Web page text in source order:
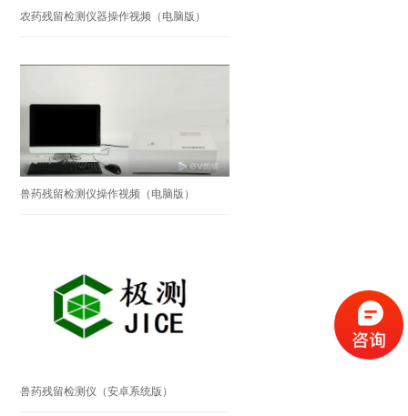
农药残留检测仪器操作视频（电脑版）
兽药残留检测仪操作视频（电脑版）
兽药残留检测仪（安卓系统版）